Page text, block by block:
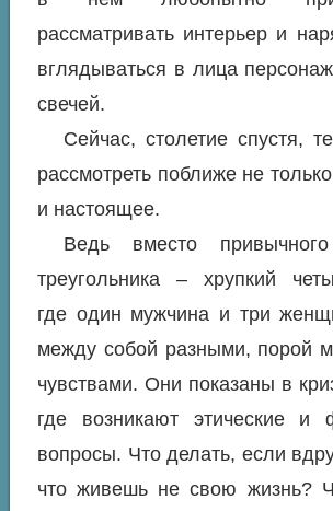
рассматривать интерьер и
вглядываться в лица
свечей.
Сейчас, столетие спустя,
рассмотреть поближе не
и настоящее.
Ведь вместо
треугольника – хрупкий
где один мужчина и три
между собой разными, порой
чувствами. Они показаны в
где возникают этические и
вопросы. Что делать, если
что живешь не свою жизнь?